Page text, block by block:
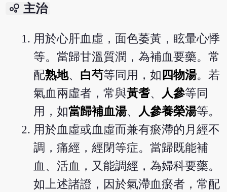
bubble_chart 主治
用於心肝血虛，面色萎黃，眩暈心悸
等。當歸甘溫質潤，為補血要藥。常
配熟地、 白芍等同用，如 四物湯。若
氣血兩虛者，常與黃耆、 人參等同
用，如當歸補血湯、 人參養榮湯等。
用於血虛或血虛而兼有瘀滯的月經不
調，痛經，經閉等症。當歸既能補
血、活血，又能調經，為婦科要藥。
如上述諸證，因於氣滯血瘀者，常配